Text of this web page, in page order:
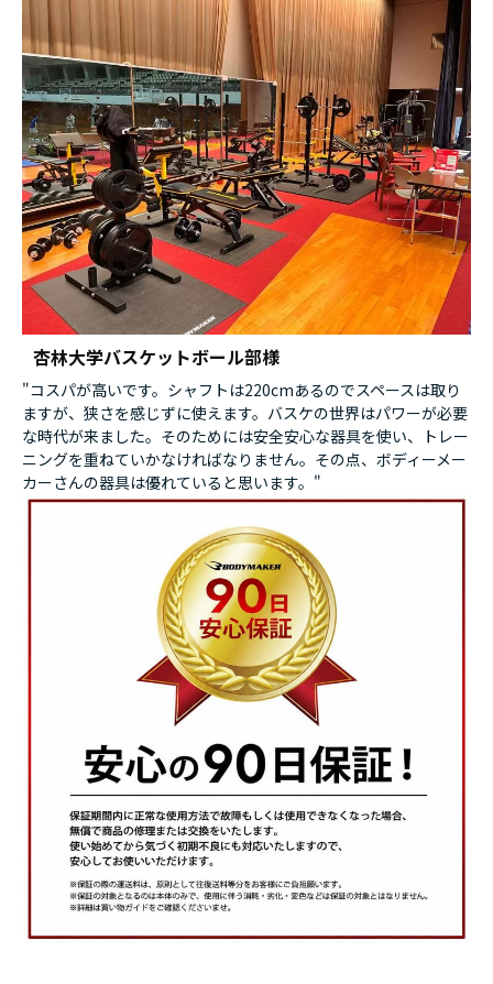
杏林大学バスケットボール部様
"コスパが高いです。シャフトは220cmあるのでスペースは取り
ますが、狭さを感じずに使えます。バスケの世界はパワーが必要
な時代が来ました。そのためには安全安心な器具を使い、トレー
ニングを重ねていかなければなりません。その点、ボディーメー
カーさんの器具は優れていると思います。"